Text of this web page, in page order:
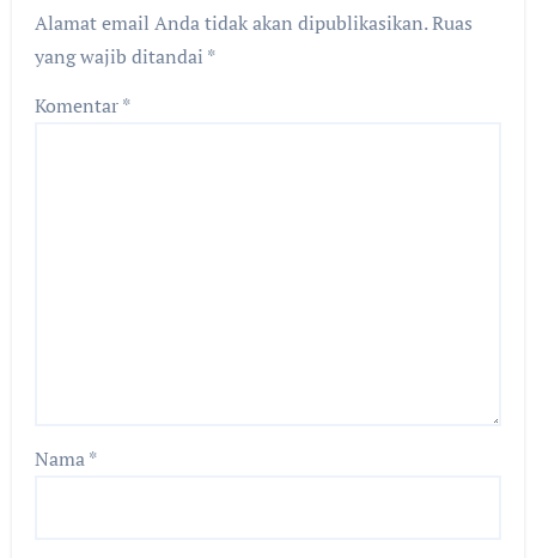
Alamat email Anda tidak akan dipublikasikan.Ruas
yang wajib ditandai *
Komentar*
Nama*